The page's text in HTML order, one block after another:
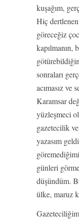
kuşağım,
Hiç
göreceğiz
kapılmanın,
sonraları
acımasız ve
Karamsar
yüzleşmeci
gazetecilik
yazasım
günleri
düşündüm.
ülke, maruz